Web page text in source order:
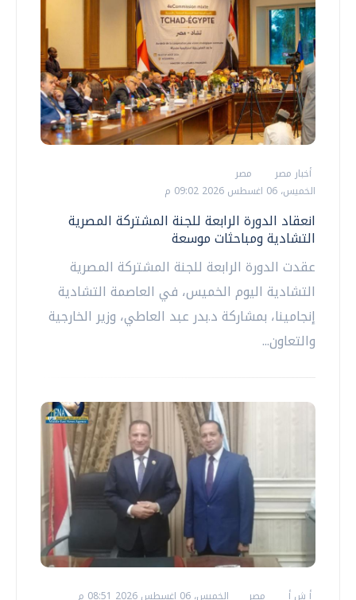
أخبار مصر
مصر
الخميس، 06 اغسطس 2026 09:02 م
انعقاد الدورة الرابعة للجنة المشتركة المصرية
التشادية ومباحثات موسعة
عقدت الدورة الرابعة للجنة المشتركة المصرية
التشادية اليوم الخميس، في العاصمة التشادية
إنجامينا، بمشاركة د.بدر عبد العاطي، وزير الخارجية
والتعاون...
أ ش أ مصر الخميس، 06 اغسطس 2026 08:51 م